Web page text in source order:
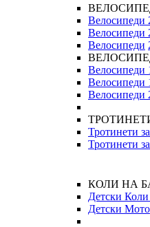
Велосипеди
Велосипеди
Велосипеди
Велосипеди
Велосипеди
Велосипеди
Тротинети
Тротинети
КОЛИ НА
Детски Коли
Детски